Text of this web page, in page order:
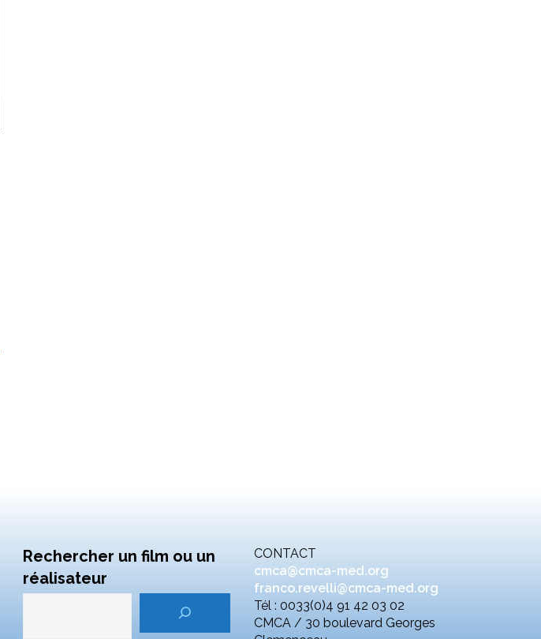
Rechercher un film ou un
réalisateur
CONTACT
cmca@cmca-med.org
franco.revelli@cmca-med.org
Tél : 0033(0)4 91 42 03 02
CMCA / 30 boulevard Georges